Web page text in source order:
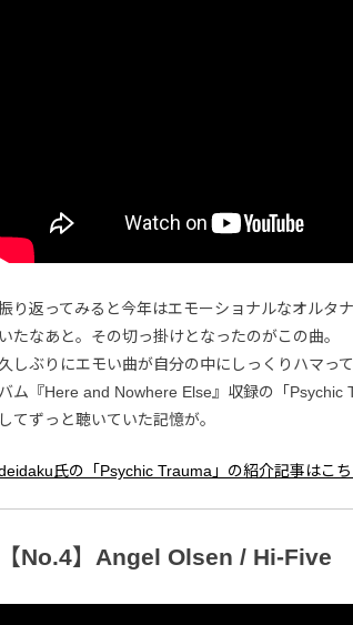
り返ってみると今年はエモーショナルなオルタ
いたなあと。その切っ掛けとなったのがこの曲。
しぶりにエモい曲が自分の中にしっくりハマっ
バム『Here and Nowhere Else』収録の「Psychic
してずっと聴いていた記憶が。
氏の「Psychic Trauma」の紹介記事はこち
【No.4】Angel Olsen / Hi-Five